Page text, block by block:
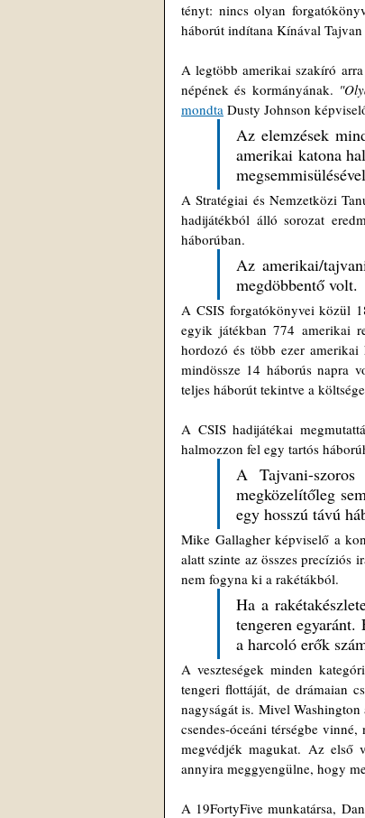
tényt: nincs olyan
háborút indítana Kínával
A legtöbb amerikai szakíró
népének és kormányának.
mondta Dusty Johnson
Az elemzések
amerikai katona
A Stratégiai és Nemzetközi
hadijátékból álló sorozat
háborúban.
Az amerikai/
megdöbbentő volt.
A CSIS forgatókönyvei közül
egyik játékban 774 amerikai
hordozó és több ezer amerikai
mindössze 14 háborús napra
teljes háborút tekintve a
A CSIS hadijátékai
halmozzon fel egy tartós
A Tajvani-szoros
megközelítőleg
egy hosszú távú
Mike Gallagher képviselő a
alatt szinte az összes precíziós
nem fogyna ki a rakétákból.
Ha a
tengeren
a harcoló erők
A veszteségek minden
tengeri flottáját, de drámaian
nagyságát is. Mivel
csendes-óceáni térségbe
megvédjék magukat. Az első
annyira meggyengülne, hogy
A 19FortyFive munkatársa,